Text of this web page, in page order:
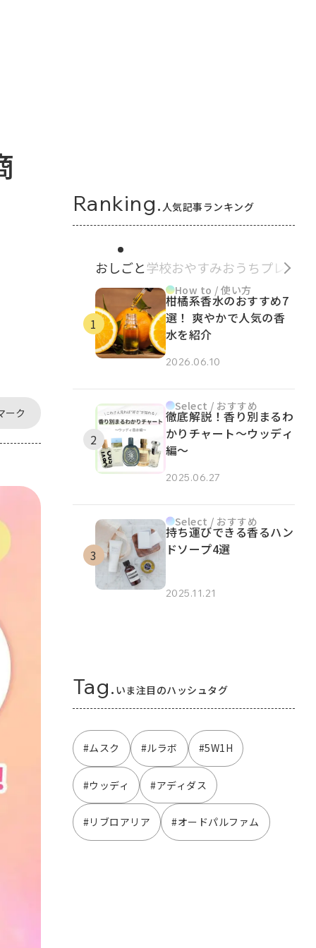
ーク
Ranking. 人気記事ランキング
おしごと学校おやすみおうち プレゼン
How to / 使い方
柑橘系香水のおすすめ7
選！ 爽やかで人気の香
水を紹介
2026.06.10
Select / おすすめ
徹底解説！香り別まるわ
かりチャート～ウッディ
編～
2025.06.27
Select / おすすめ
持ち運びできる香るハン
ドソープ4選
2025.11.21
Tag. いま注目のハッシュタグ
#ムスク #ルラボ #5W1H
#ウッディ #アディダス
#リブロアリア #オードパルファム